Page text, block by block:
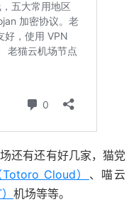
还有还有好几家，猫党
Cloud） 、喵云
机场等等。